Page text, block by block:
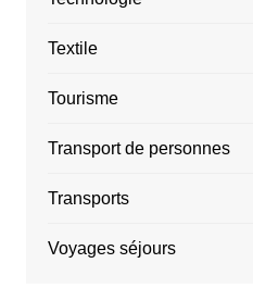
Textile
Tourisme
Transport de personnes
Transports
Voyages séjours